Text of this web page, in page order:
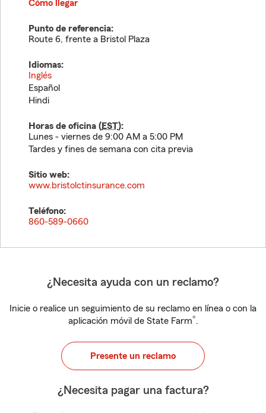
Cómo llegar
Punto de referencia:
Route 6, frente a Bristol Plaza
Idiomas:
Inglés
Español
Hindi
Horas de oficina (EST):
Lunes - viernes de 9:00 AM a 5:00 PM
Tardes y fines de semana con cita previa
Sitio web:
www.bristolctinsurance.com
Teléfono:
860-589-0660
¿Necesita ayuda con un reclamo?
Inicie o realice un seguimiento de su reclamo en línea o con la
aplicación móvil de State Farm®.
Presente un reclamo
¿Necesita pagar una factura?